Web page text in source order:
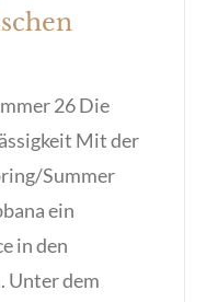
26 Die
Mit der
Summer
ein
in den
Unter dem